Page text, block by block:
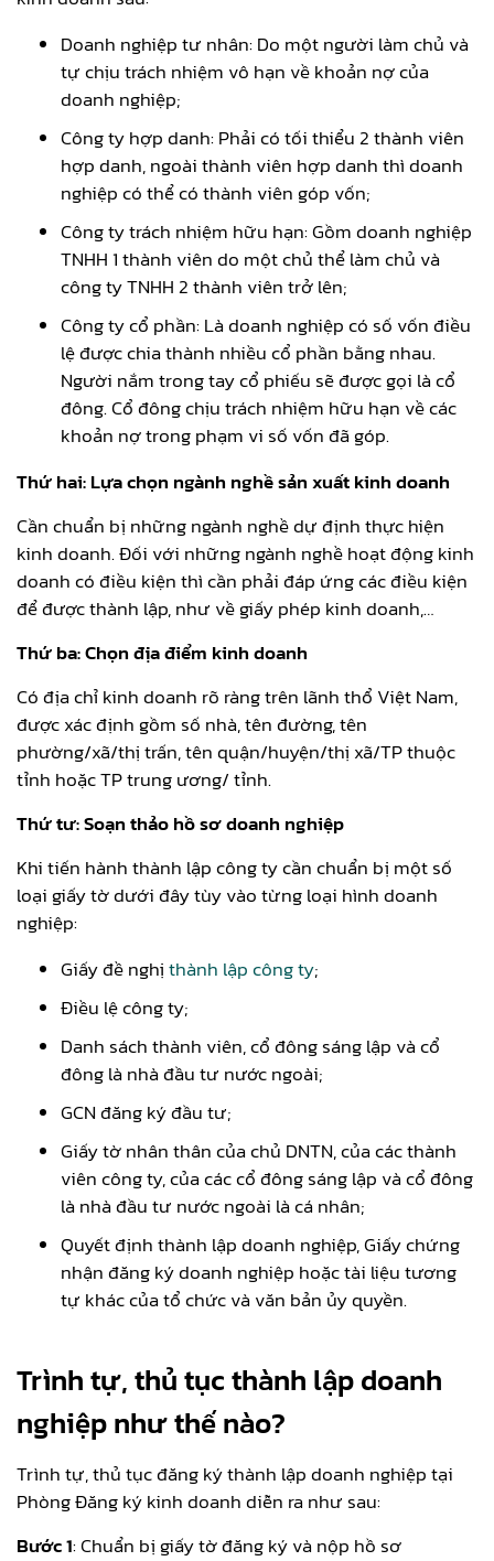
Doanh nghiệp tư nhân: Do một người làm chủ và
tự chịu trách nhiệm vô hạn về khoản nợ của
doanh nghiệp;
Công ty hợp danh: Phải có tối thiểu 2 thành viên
hợp danh, ngoài thành viên hợp danh thì doanh
nghiệp có thể có thành viên góp vốn;
Công ty trách nhiệm hữu hạn: Gồm doanh nghiệp
TNHH 1 thành viên do một chủ thể làm chủ và
công ty TNHH 2 thành viên trở lên;
Công ty cổ phần: Là doanh nghiệp có số vốn điều
lệ được chia thành nhiều cổ phần bằng nhau.
Người nắm trong tay cổ phiếu sẽ được gọi là cổ
đông. Cổ đông chịu trách nhiệm hữu hạn về các
khoản nợ trong phạm vi số vốn đã góp.
Thứ hai: Lựa chọn ngành nghề sản xuất kinh doanh
Cần chuẩn bị những ngành nghề dự định thực hiện
kinh doanh. Đối với những ngành nghề hoạt động kinh
doanh có điều kiện thì cần phải đáp ứng các điều kiện
để được thành lập, như về giấy phép kinh doanh,…
Thứ ba: Chọn địa điểm kinh doanh
Có địa chỉ kinh doanh rõ ràng trên lãnh thổ Việt Nam,
được xác định gồm số nhà, tên đường, tên
phường/xã/thị trấn, tên quận/huyện/thị xã/TP thuộc
tỉnh hoặc TP trung ương/ tỉnh.
Thứ tư: Soạn thảo hồ sơ doanh nghiệp
Khi tiến hành thành lập công ty cần chuẩn bị một số
loại giấy tờ dưới đây tùy vào từng loại hình doanh
nghiệp:
Giấy đề nghịthành lập công ty;
Điều lệ công ty;
Danh sách thành viên, cổ đông sáng lập và cổ
đông là nhà đầu tư nước ngoài;
GCN đăng ký đầu tư;
Giấy tờ nhân thân của chủ DNTN, của các thành
viên công ty, của các cổ đông sáng lập và cổ đông
là nhà đầu tư nước ngoài là cá nhân;
Quyết định thành lập doanh nghiệp, Giấy chứng
nhận đăng ký doanh nghiệp hoặc tài liệu tương
tự khác của tổ chức và văn bản ủy quyền.
Trình tự, thủ tục thành lập doanh
nghiệp như thế nào?
Trình tự, thủ tục đăng ký thành lập doanh nghiệp tại
Phòng Đăng ký kinh doanh diễn ra như sau:
Bước 1: Chuẩn bị giấy tờ đăng ký và nộp hồ sơ